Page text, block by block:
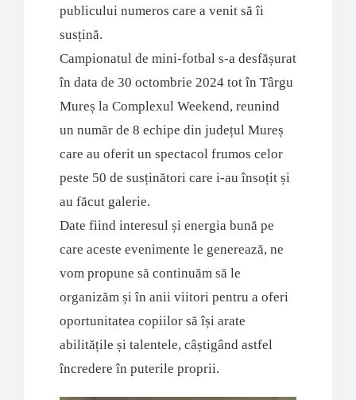
publicului numeros care a venit să îi
susțină.
Campionatul de mini-fotbal s-a desfășurat
în data de 30 octombrie 2024 tot în Târgu
Mureș la Complexul Weekend, reunind
un număr de 8 echipe din județul Mureș
care au oferit un spectacol frumos celor
peste 50 de susținători care i-au însoțit și
au făcut galerie.
Date fiind interesul și energia bună pe
care aceste evenimente le generează, ne
vom propune să continuăm să le
organizăm și în anii viitori pentru a oferi
oportunitatea copiilor să își arate
abilitățile și talentele, câștigând astfel
încredere în puterile proprii.